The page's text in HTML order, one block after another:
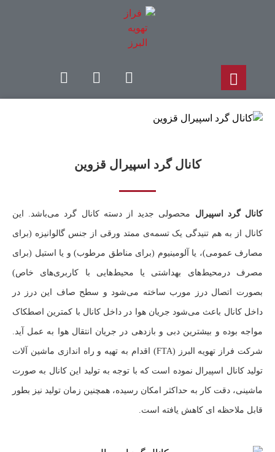
کانال گرد اسپیرال قزوین
کانال گرد اسپیرال محصولی جدید از دسته کانال گرد می‌باشد. این
کانال از به هم تنیدگی یک تسمه‌ی ممتد ورقی از جنس گالوانیزه (برای
مصارف عمومی)، یا آلومینیوم (برای مناطق مرطوب) و یا استیل (برای
مصرف درمحیط‌های بهداشتی یا محیط‌هایی با کاربری‌های خاص)
بصورت اتصال درز مورب ساخته می‌شود و سطح صاف این درز در
داخل کانال باعث می‌شود جریان هوا در داخل کانال با کمترین اصطکاک
مواجه بوده و بیشترین دبی و بازدهی در جریان انتقال هوا به عمل آید.
شرکت فراز تهویه البرز (FTA) اقدام به تهیه و راه اندازی ماشین آلات
تولید کانال اسپیرال نموده است که با توجه به تولید این کانال به صورت
ماشینی، دقت کار به حداکثر امکان رسیده، همچنین زمان تولید نیز بطور
قابل ملاحظه ای کاهش یافته است.